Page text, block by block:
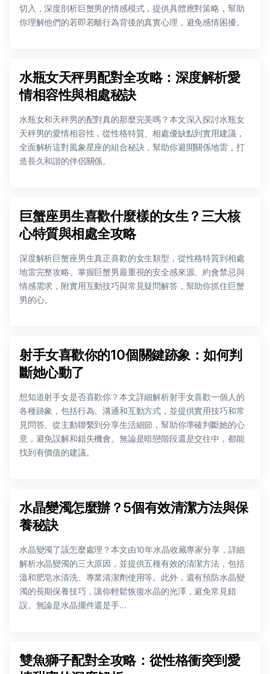
切入，深度剖析巨蟹男的情感模式，提供具體應對策略，幫助
你理解他們的若即若離行為背後的真實心理，避免感情困擾。
水瓶女天秤男配對全攻略：深度解析愛
情相容性與相處秘訣
水瓶女和天秤男的配對真的那麼完美嗎？本文深入探討水瓶女
天秤男的愛情相容性，從性格特質、相處優缺點到實用建議，
全面解析這對風象星座的組合秘訣，幫助你避開關係地雷，打
造長久和諧的伴侶關係。
巨蟹座男生喜歡什麼樣的女生？三大核
心特質與相處全攻略
深度解析巨蟹座男生真正喜歡的女生類型，從性格特質到相處
地雷完整攻略。掌握巨蟹男最重視的安全感來源、約會禁忌與
情感需求，附實用互動技巧與常見疑問解答，幫助你抓住巨蟹
男的心。
射手女喜歡你的10個關鍵跡象：如何判
斷她心動了
想知道射手女是否喜歡你？本文詳細解析射手女喜歡一個人的
各種跡象，包括行為、溝通和互動方式，並提供實用技巧和常
見問答。從主動聯繫到分享生活細節，幫助你準確判斷她的心
意，避免誤解和錯失機會。無論是暗戀階段還是交往中，都能
找到有價值的建議。
水晶變濁怎麼辦？5個有效清潔方法與保
養秘訣
水晶變濁了該怎麼處理？本文由10年水晶收藏專家分享，詳細
解析水晶變濁的三大原因，並提供五種有效的清潔方法，包括
溫和肥皂水清洗、專業清潔劑使用等。此外，還有預防水晶變
濁的長期保養技巧，讓你輕鬆恢復水晶的光澤，避免常見錯
誤。無論是水晶擺件還是手...
雙魚獅子配對全攻略：從性格衝突到愛